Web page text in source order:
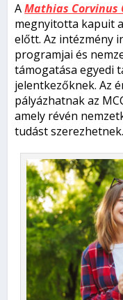
AMathias Corvinus
megnyitotta kapuit
előtt. Az intézmény
programjai és
támogatása egyedi
jelentkezőknek. Az
pályázhatnak az
amely révén
tudást szerezhetnek.